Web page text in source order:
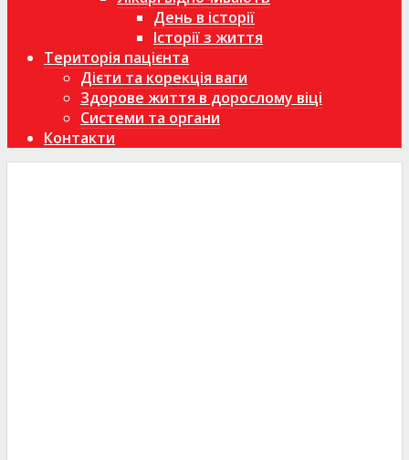
День в історії
Історії з життя
Територія пацієнта
Дієти та корекція ваги
Здорове життя в дорослому віці
Системи та органи
Контакти